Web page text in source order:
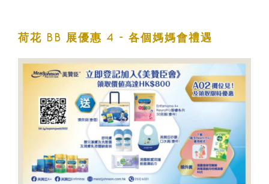
荷花 BB 展優惠 4 - 各個媽媽會禮遇